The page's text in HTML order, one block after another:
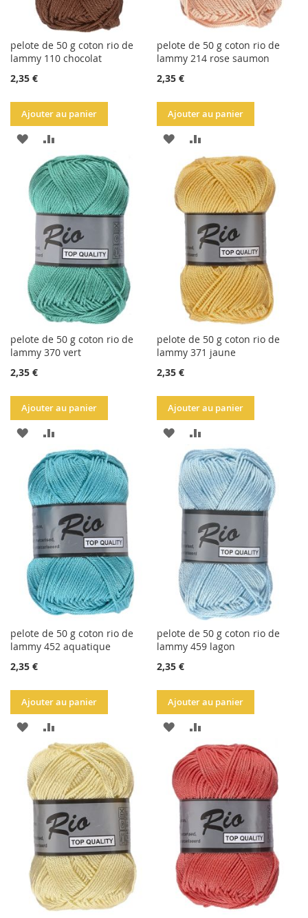
pelote de 50 g coton rio de
lammy 110 chocolat
2,35 €
Ajouter au panier
AJOUTER
LA
LISTE
D'ACHATS
AU
COMPARATEUR
pelote de 50 g coton rio de
lammy 214 rose saumon
2,35 €
Ajouter au panier
AJOUTER
LA
LISTE
D'ACHATS
AU
COMPARATEUR
pelote de 50 g coton rio de
lammy 370 vert
2,35 €
Ajouter au panier
AJOUTER
LA
LISTE
D'ACHATS
AU
COMPARATEUR
pelote de 50 g coton rio de
lammy 371 jaune
2,35 €
Ajouter au panier
AJOUTER
LA
LISTE
D'ACHATS
AU
COMPARATEUR
pelote de 50 g coton rio de
lammy 452 aquatique
2,35 €
Ajouter au panier
AJOUTER
LA
LISTE
D'ACHATS
AU
COMPARATEUR
pelote de 50 g coton rio de
lammy 459 lagon
2,35 €
Ajouter au panier
AJOUTER
LA
LISTE
D'ACHATS
AU
COMPARATEUR